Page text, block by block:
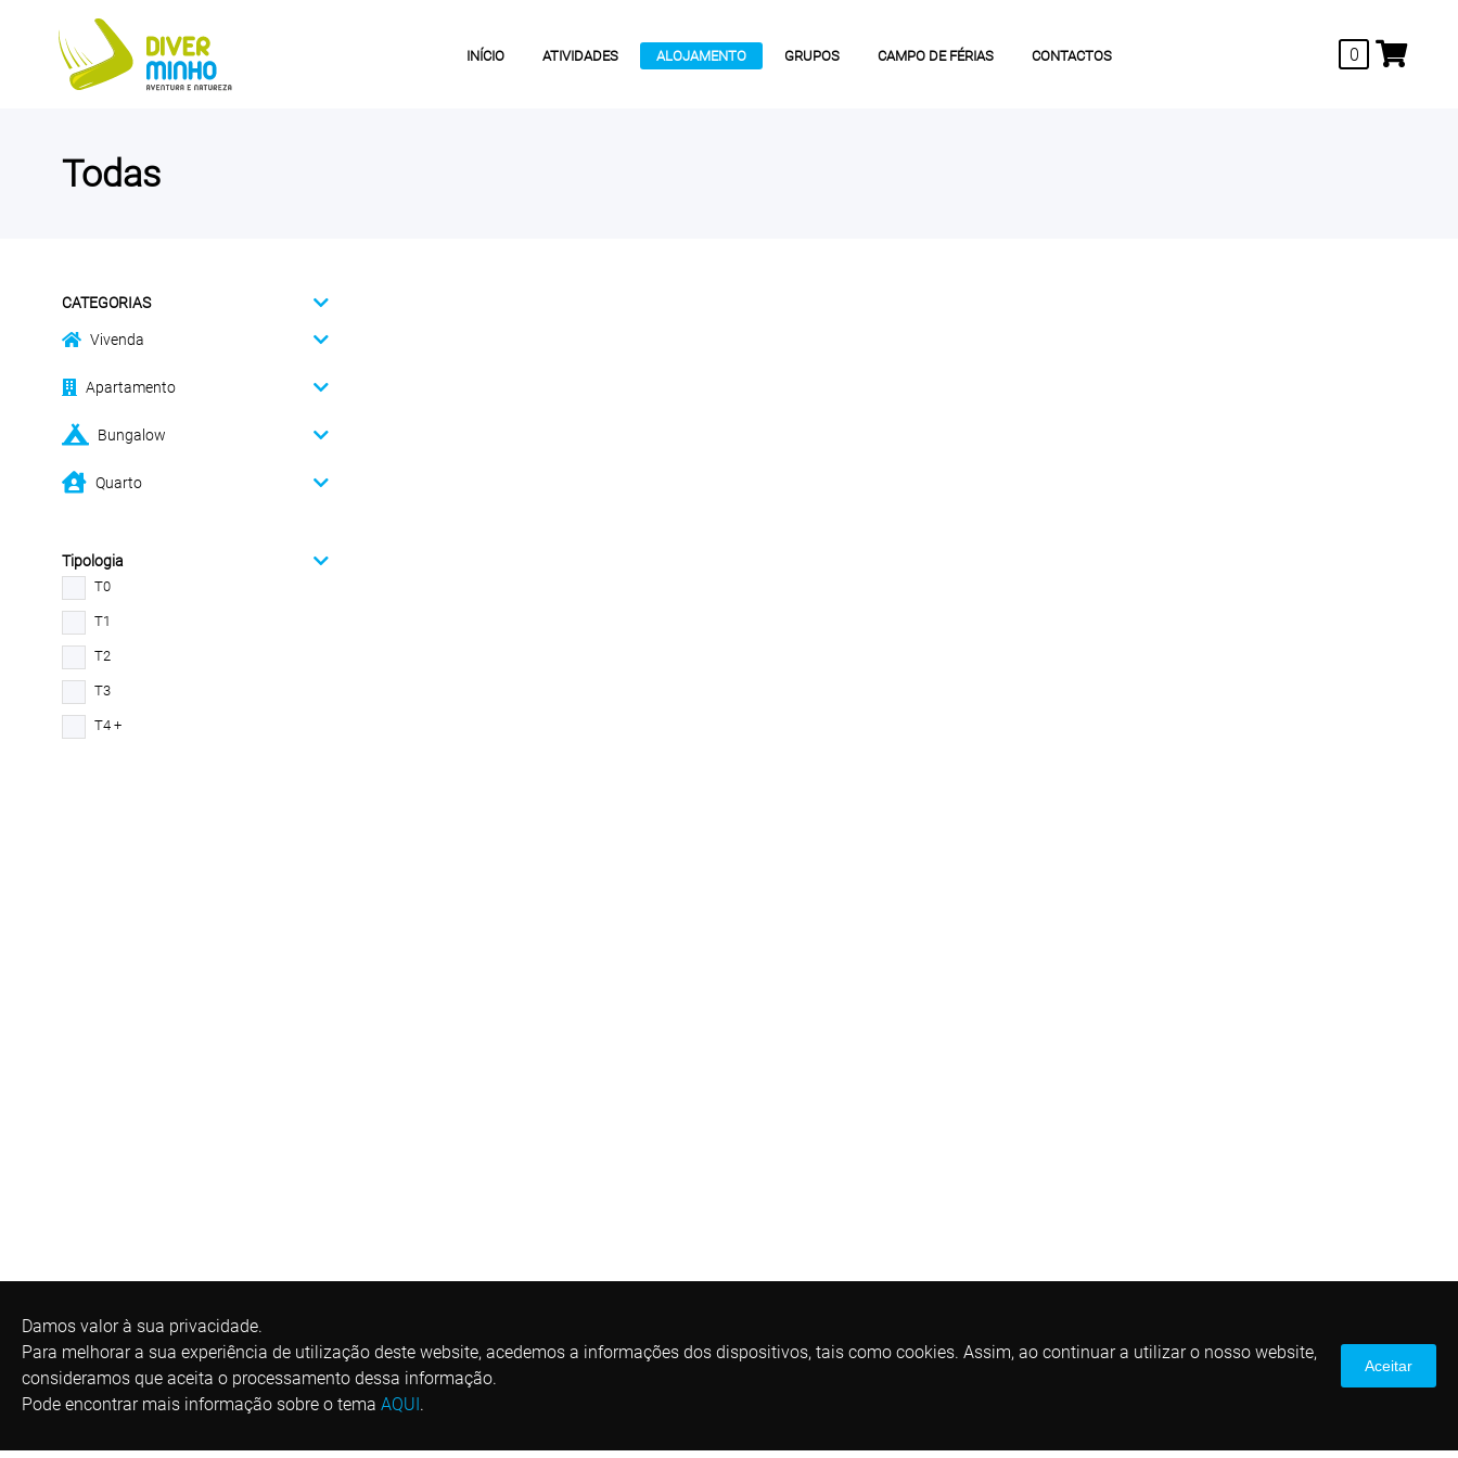
Damos valor à sua privacidade.
Para melhorar a sua experiência de utilização deste website, acedemos a informações dos dispositivos, tais como cookies. Assim, ao continuar a utilizar o nosso website,
consideramos que aceita o processamento dessa informação.
Pode encontrar mais informação sobre o tema AQUI.
Aceitar
INÍCIO ATIVIDADES ALOJAMENTO GRUPOS CAMPO DE FÉRIAS CONTACTOS 0
Todas
CATEGORIAS
Vivenda
Apartamento
Bungalow
Quarto
Tipologia
T0
T1
T2
T3
T4 +